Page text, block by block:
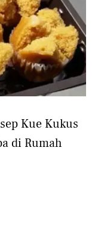
Kue Kukus
di Rumah